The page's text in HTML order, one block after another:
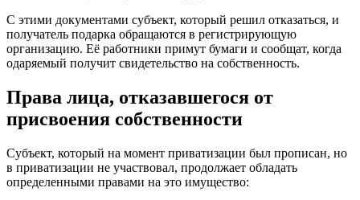
С этими документами субъект, который решил отказаться, и
получатель подарка обращаются в регистрирующую
организацию. Её работники примут бумаги и сообщат, когда
одаряемый получит свидетельство на собственность.
Права лица, отказавшегося от
присвоения собственности
Субъект, который на момент приватизации был прописан, но
в приватизации не участвовал, продолжает обладать
определенными правами на это имущество: